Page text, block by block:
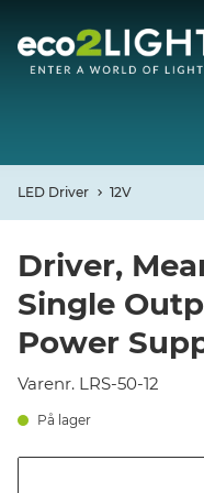
DECO
PROFIL
LED Driver 12V
Driver,
Single
Power
Varenr. LRS-50-12
På lager